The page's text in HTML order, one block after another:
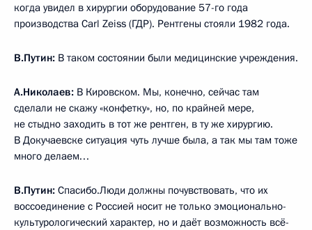
когда увидел в хирургии оборудование 57-го года
производства Carl Zeiss (ГДР). Рентгены стояли 1982 года.
В.Путин: В таком состоянии были медицинские учреждения.
А.Николаев: В Кировском. Мы, конечно, сейчас там
сделали не скажу «конфетку», но, по крайней мере,
не стыдно заходить в тот же рентген, в ту же хирургию.
В Докучаевске ситуация чуть лучше была, а так мы там тоже
много делаем…
В.Путин: Спасибо.Люди должны почувствовать, что их
воссоединение с Россией носит не только эмоционально-
культурологический характер, но и даёт возможность всё-